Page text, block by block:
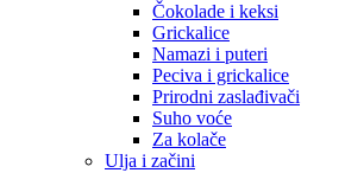
Čokolade i keksi
Grickalice
Namazi i puteri
Peciva i grickalice
Prirodni zaslađivači
Suho voće
Za kolače
Ulja i začini